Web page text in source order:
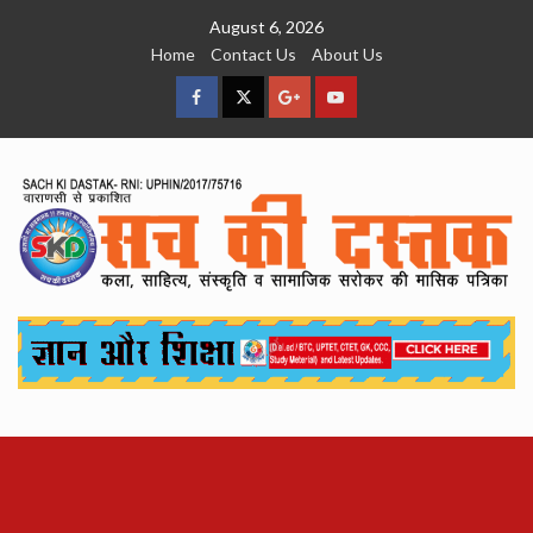
August 6, 2026
Home
Contact Us About Us
facebookTwitterGoogleYouTube